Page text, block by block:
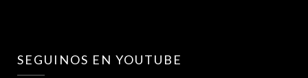
SEGUINOS EN YOUTUBE